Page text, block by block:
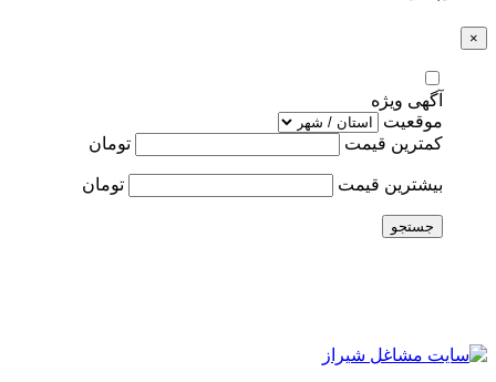
×
آگهی ویژه
موقعیت
کمترین قیمت
تومان
بیشترین قیمت تومان
جستجو